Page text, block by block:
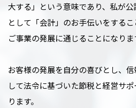
大する」という意味であり、私が
として「会計」のお手伝いをする
ご事業の発展に通じることになりま
お客様の発展を自分の喜びとし、信
して法令に基づいた節税と経営サ
ります。